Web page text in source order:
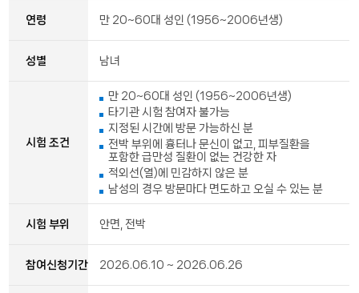
연령 만 20~60대 성인 (1956~2006년생)
성별 남녀
시험 조건
만 20~60대 성인 (1956~2006년생)
타기관 시험 참여자 불가능
지정된 시간에 방문 가능하신 분
전박 부위에 흉터나 문신이 없고, 피부질환을
포함한 급만성 질환이 없는 건강한 자
적외선(열)에 민감하지 않은 분
남성의 경우 방문마다 면도하고 오실 수 있는 분
시험 부위 안면, 전박
참여신청기간 2026.06.10 ~ 2026.06.26